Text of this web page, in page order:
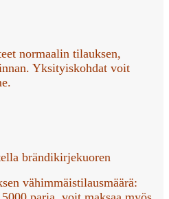
normaalin tilauksen,
Yksityiskohdat voit
brändikirjekuoren
vähimmäistilausmäärä: